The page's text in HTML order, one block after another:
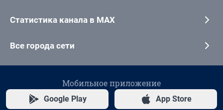
Статистика канала в MAX
Все города сети
Мобильное приложение
Google Play App Store